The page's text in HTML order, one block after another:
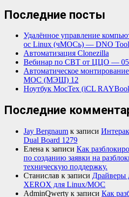
Последние посты
Удалённое управление
ос Linux (чМОСь) — DNO Tool
Автоматизация Clonezilla
Вебинар по СВТ от ЦЦО —
Автоматическое
МОС (МЭШ) 12
Ноутбук МосТех (iCL
Последние
Jay Bergnaum к записи
Dual Board 1279
Елена к записи Как
по созданию заявки на
техническую поддержку.
Станислав к записи Драйверы
XEROX для Linux/МОС
AdminQwerty к записи Как